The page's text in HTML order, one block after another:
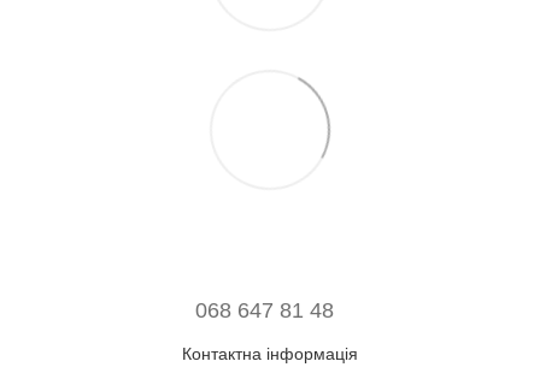
068 647 81 48
Контактна інформація